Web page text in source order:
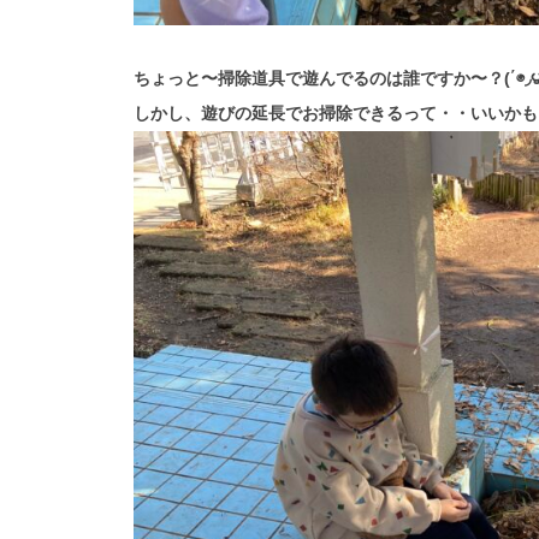
ちょっと〜掃除道具で遊んでるのは誰ですか〜？
しかし、遊びの延長でお掃除できるって・・いいかも